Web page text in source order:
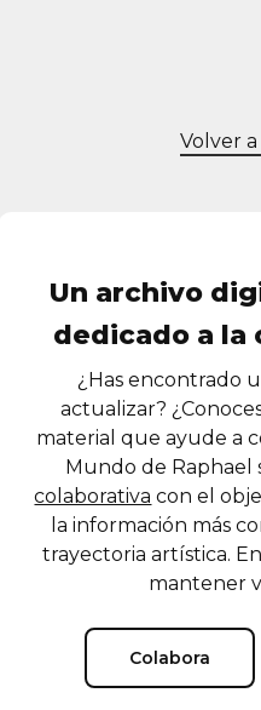
Volver
Un archivo
dedicado a la
¿Has encontrado
actualizar?
material que ayude a
Mundo de Raphael
colaborativa con el
la información más
trayectoria artística.
mantener
Colabora